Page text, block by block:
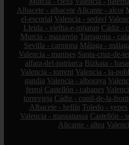
Albacete - albacete Alicante - alcoi
el-escorial Valencia - sedaví
Lleida - vielha-e-mijaran Cádiz -
Murcia - mazarrón Tarragona -
Sevilla - carmona Málaga -
Valencia - manises Santa-cruz-de-
alfara-del-patriarca Bizkaia -
Valencia - torrent Valencia - la-
gandia Valencia - alboraya
ferrol Castellón - cabanes
torrevieja Cádiz - conil-de-la-
Albacete - hellín Toledo - yepes
Valencia - massanassa Castellón -
Alicante - altea